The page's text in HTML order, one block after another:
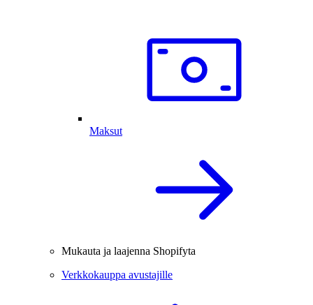
Maksut
Mukauta ja laajenna Shopifyta
Verkkokauppa avustajille